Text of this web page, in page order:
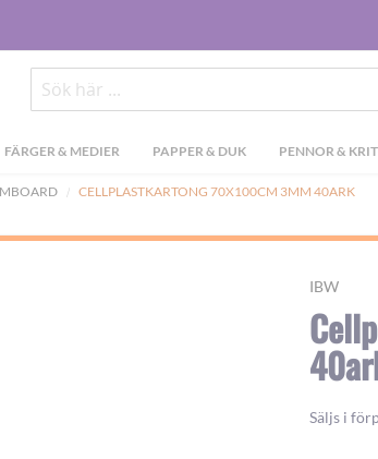
Sök
FÄRGER & MEDIER PAPPER & DUK PENNOR &
CELLPLASTKARTONG 70X100CM 3MM 40ARK
IBW
Säljs i